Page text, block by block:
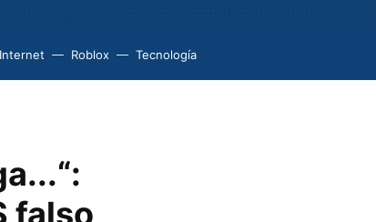
Internet Roblox Tecnología
falso